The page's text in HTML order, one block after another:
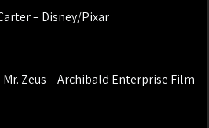
– Disney/Pixar
Zeus – Archibald Enterprise Film